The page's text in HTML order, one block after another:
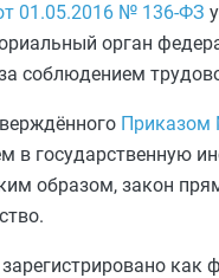
01.05.2016 № 136‑ФЗ
орган
соблюдением
Приказом
в государственную
образом, закон